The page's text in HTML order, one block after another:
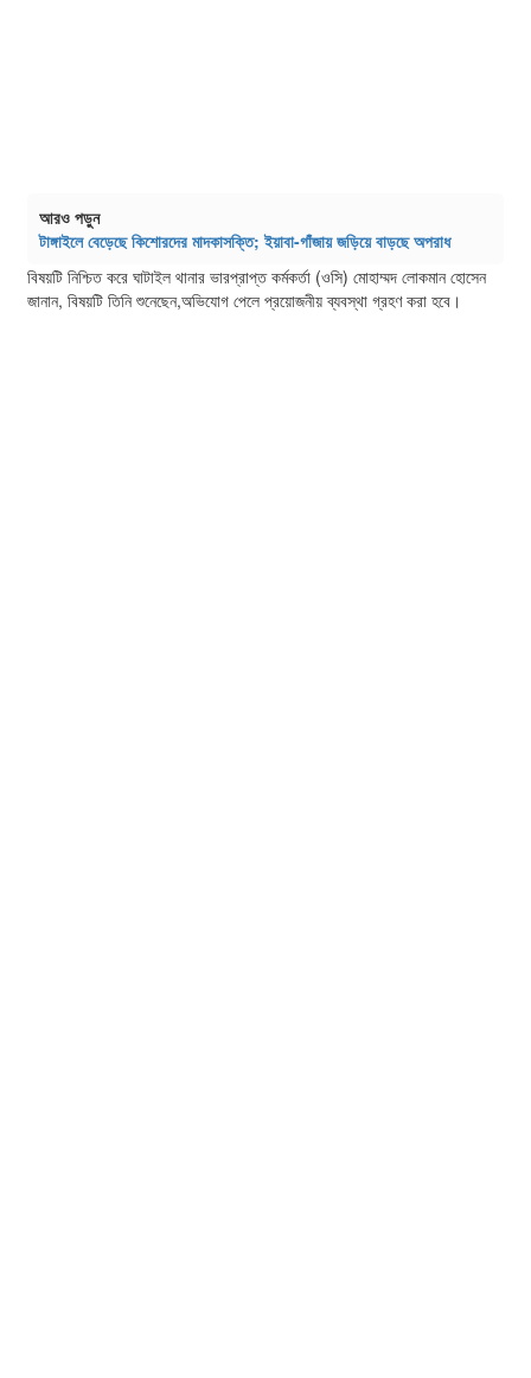
আরও পড়ুন
টাঙ্গাইলে বেড়েছে কিশোরদের মাদকাসক্তি; ইয়াবা-গাঁজায় জড়িয়ে বাড়ছে অপরাধ
বিষয়টি নিশ্চিত করে ঘাটাইল থানার ভারপ্রাপ্ত কর্মকর্তা (ওসি) মোহাম্মদ লোকমান হোসেন
জানান, বিষয়টি তিনি শুনেছেন,অভিযোগ পেলে প্রয়োজনীয় ব্যবস্থা গ্রহণ করা হবে।